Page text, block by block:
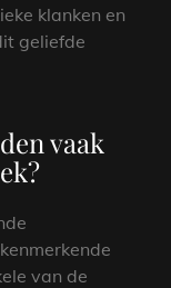
klanken en
geliefde
vaak
van de